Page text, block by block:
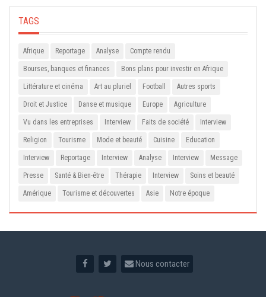
TAGS
Afrique Reportage Analyse Compte rendu
Bourses, banques et finances Bons plans pour investir en Afrique
Littérature et cinéma Art au pluriel Football Autres sports
Droit et Justice Danse et musique Europe Agriculture
Vu dans les entreprises Interview Faits de société Interview
Religion Tourisme Mode et beauté Cuisine Education
Interview Reportage Interview Analyse Interview Message
Presse Santé & Bien-être Thérapie Interview Soins et beauté
Amérique Tourisme et découvertes Asie Notre époque
Nous contacter